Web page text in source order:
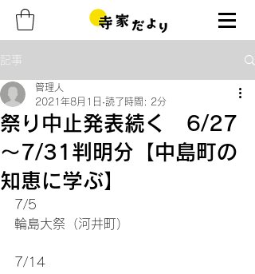
記事
祭り中止発表続く 6/27
～7/31判明分【中島町の
知恵に学ぶ】
管理人
2021年8月1日 読了時間: 2分
7/5
輪島大祭（河井町）
7/14